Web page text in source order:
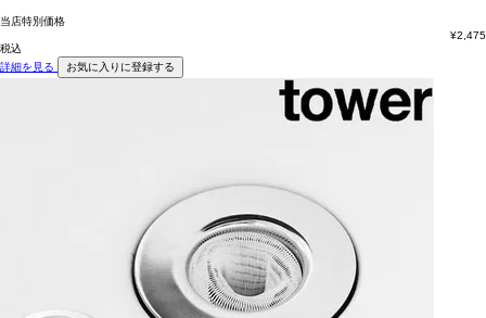
当店特別価格
¥2,475
税込
詳細を見る
お気に入りに登録する